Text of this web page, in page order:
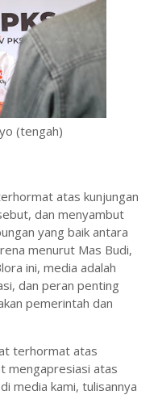
(tengah)
atas kunjungan
dan menyambut
yang baik antara
menurut Mas Budi,
ini, media adalah
dan peran penting
pemerintah dan
terhormat atas
mengapresiasi atas
media kami, tulisannya